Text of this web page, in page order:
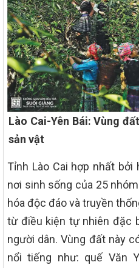
Lào Cai-Yên Bái: Vùng
sản vật
Tỉnh Lào Cai hợp nhất bởi
nơi sinh sống của 25
hóa độc đáo và truyền
từ điều kiện tự nhiên đặc
người dân. Vùng đất này
nổi tiếng như: quế Văn